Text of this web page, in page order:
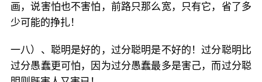
画，说害怕也不害怕，前路只那么宽，只有它，省了多
少可能的挣扎！
一八）、聪明是好的，过分聪明是不好的！过分聪明比
过分愚蠢更可怕，因为过分愚蠢最多是害己，而过分聪